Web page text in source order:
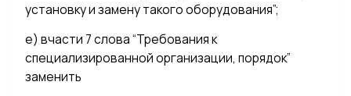
установку и замену такого оборудования”;
е) вчасти 7 слова “Требования к
специализированной организации, порядок”
заменить